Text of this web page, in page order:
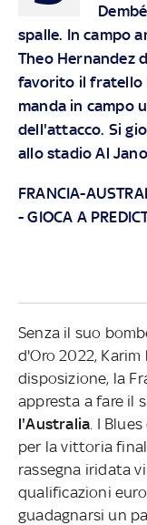
spalle. In campo
Theo Hernandez
favorito il fratello
manda in campo
dell'attacco. Si
allo stadio Al
FRANCIA-
-GIOCA A
Senza il suo
d'Oro 2022, Karim
disposizione, la
appresta a fare il
l'Australia . I
per la vittoria
rassegna iridata
qualificazioni
guadagnarsi un